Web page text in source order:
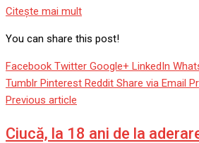
Citeşte mai mult
You can share this post!
Facebook Twitter Google+ LinkedIn
Tumblr Pinterest Reddit Share via Email
Previous article
Ciucă, la 18 ani de la